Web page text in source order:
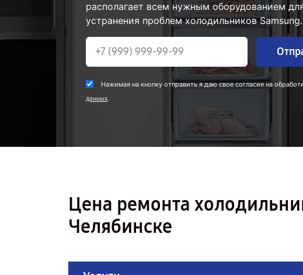
располагает всем нужным оборудованием
устранения проблем холодильников Samsung.
Нажимая на кнопку отправить я даю свое согласие на
данных.
Цена ремонта
Челябинске